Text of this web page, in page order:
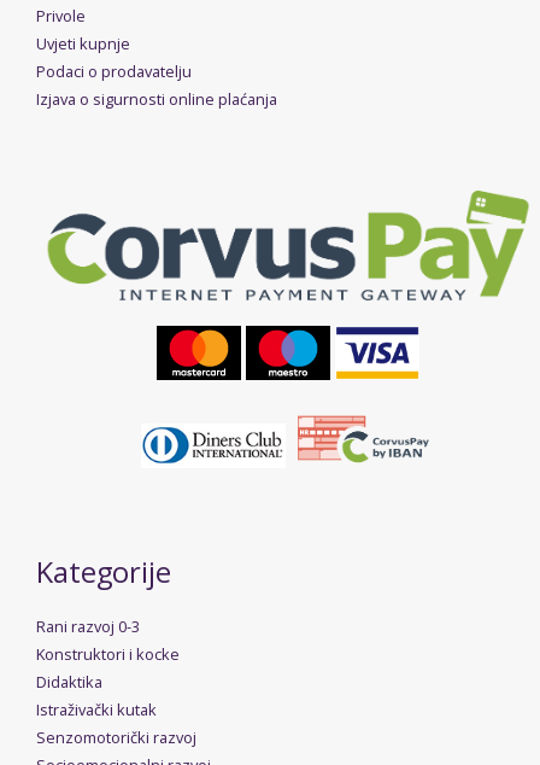
Privole
Uvjeti kupnje
Podaci o prodavatelju
Izjava o sigurnosti online plaćanja
Kategorije
Rani razvoj 0-3
Konstruktori i kocke
Didaktika
Istraživački kutak
Senzomotorički razvoj